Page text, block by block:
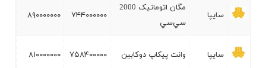
سايپا
مگان اتوماتيک 2000
سي‌سي
۷۴۴۰۰۰۰۰۰ ۸۹۰۰۰۰۰۰۰
سايپا وانت پيکاپ دوکابين ۷۵۸۴۰۰۰۰۰ ۸۱۰۰۰۰۰۰۰